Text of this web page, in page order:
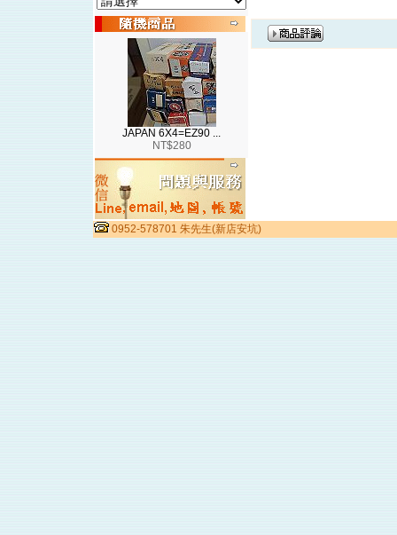
JAPAN 6X4=EZ90 ...
NT$280
0952-578701 朱先生(新店安坑)